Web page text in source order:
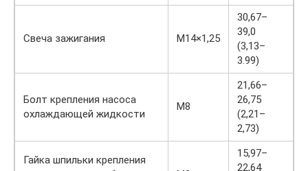
Свеча зажигания М14×1,25
30,67–
39,0
(3,13–
3.99)
Болт крепления насоса
охлаждающей жидкости
М8
21,66–
26,75
(2,21–
2,73)
Гайка шпильки крепления
15,97–
22,64